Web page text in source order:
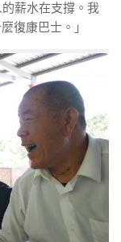
薪水在支撐。我
復康巴士。」